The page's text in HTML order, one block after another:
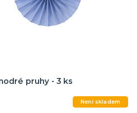
pruhy - 3 ks
Není skladem